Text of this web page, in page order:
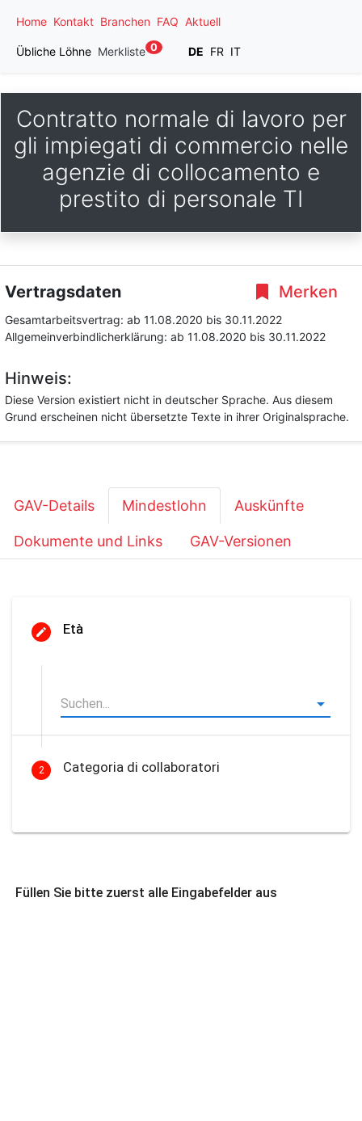
Home Kontakt Branchen FAQ Aktuell
Übliche Löhne Merkliste 0 DE FR IT
Contratto normale di lavoro per
gli impiegati di commercio nelle
agenzie di collocamento e
prestito di personale TI
Merken
Vertragsdaten
Gesamtarbeitsvertrag: ab 11.08.2020 bis 30.11.2022
Allgemeinverbindlicherklärung: ab 11.08.2020 bis 30.11.2022
Hinweis:
Diese Version existiert nicht in deutscher Sprache. Aus diesem
Grund erscheinen nicht übersetzte Texte in ihrer Originalsprache.
GAV-Details Mindestlohn Auskünfte
Dokumente und Links GAV-Versionen
Età
2 Categoria di collaboratori
Füllen Sie bitte zuerst alle Eingabefelder aus